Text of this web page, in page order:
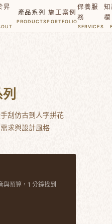
昇
產品系列
PRODUCTS
施工案例
PORTFOLIO
保養服
務
SERVICES
欄
刮仿古到人字拼花
求與設計風格
與預算，1 分鐘找到